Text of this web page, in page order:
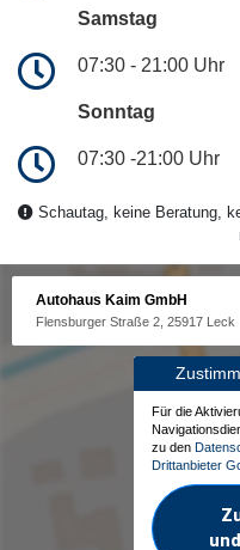
Samstag
07:30 - 21:00 Uhr
Sonntag
07:30 -21:00 Uhr
Schautag, keine Beratung,
Autohaus Kaim GmbH
Flensburger Straße 2, 25917 Leck
Für die
zu den
Drittanbieter